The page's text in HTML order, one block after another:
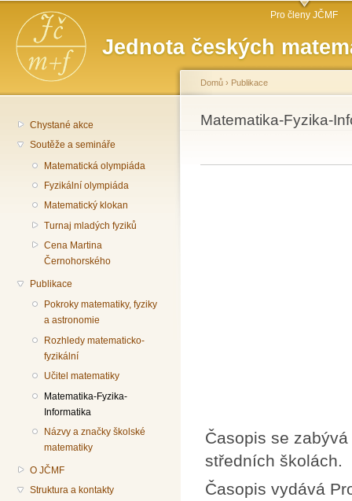
Jednota českých
Hlavní menu Pro členy JČMF
Chystané akce
Soutěže a semináře
Matematická olympiáda
Fyzikální olympiáda
Matematický klokan
Turnaj mladých fyziků
Cena Martina
Černohorského
Publikace
Pokroky matematiky, fyziky
a astronomie
Rozhledy matematicko-
fyzikální
Učitel matematiky
Matematika-Fyzika-
Informatika
Názvy a značky školské
matematiky
O JČMF
Struktura a kontakty
Jste zde
Domů › Publikace
Matematika-Fyzika-
Časopis se
středních školách.
Časopis vydává